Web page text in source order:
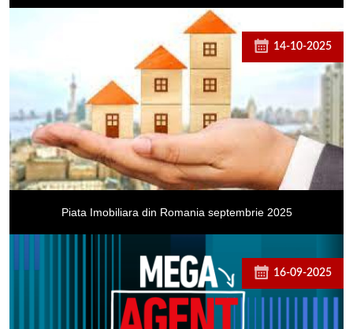
14-10-2025
Piata Imobiliara din Romania septembrie 2025
16-09-2025